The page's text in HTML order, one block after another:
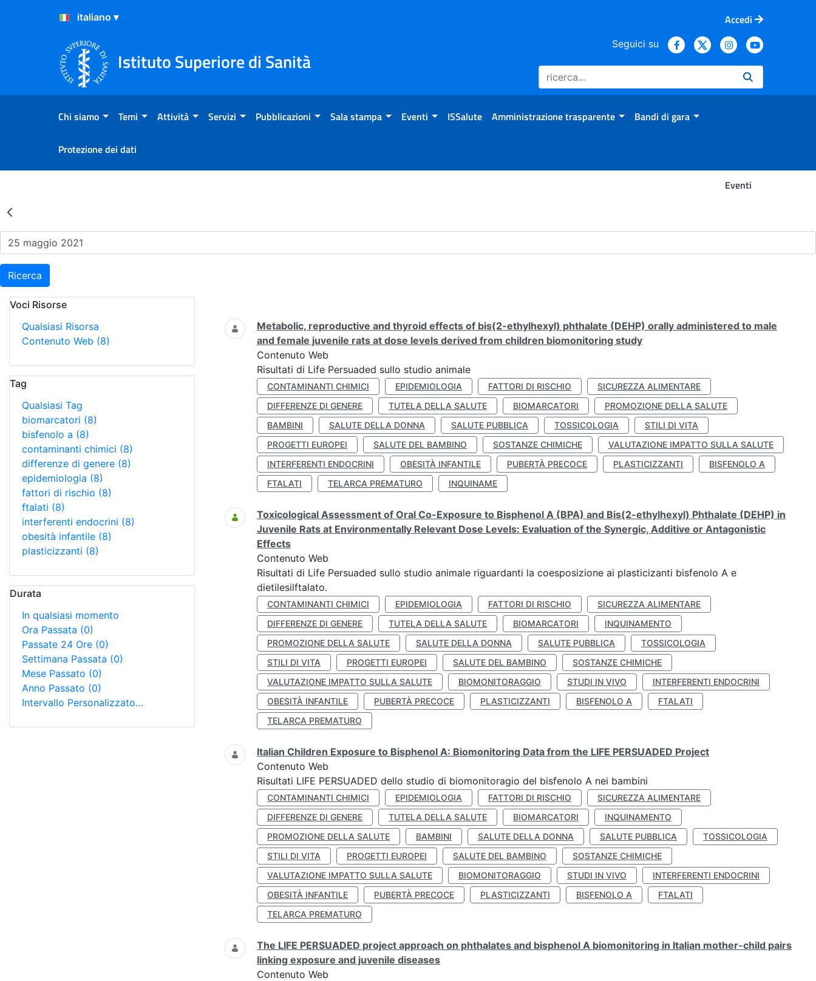
Salta al Contenuto
Salta al Footer
Accedi
Istituto Superiore di Sanità
Seguici su
Chi siamo Temi Attività Servizi Pubblicazioni Sala stampa Eventi ISSalute Amministrazione trasparente Bandi di gara
Protezione dei dati
Eventi
Risultati della Ricerca - Eventi
Ricerca
Voci Risorse
Qualsiasi Risorsa
Contenuto Web (8)
Tag
Qualsiasi Tag
biomarcatori (8)
bisfenolo a (8)
contaminanti chimici (8)
differenze di genere (8)
epidemiologia (8)
fattori di rischio (8)
ftalati (8)
interferenti endocrini (8)
obesità infantile (8)
plasticizzanti (8)
Durata
In qualsiasi momento
Ora Passata (0)
Passate 24 Ore (0)
Settimana Passata (0)
Mese Passato (0)
Anno Passato (0)
Intervallo Personalizzato…
Ricerca
Metabolic, reproductive and thyroid effects of bis(2-ethylhexyl) phthalate (DEHP) orally administered to male
and female juvenile rats at dose levels derived from children biomonitoring study
Contenuto Web
Risultati di Life Persuaded sullo studio animale
CONTAMINANTI CHIMICI EPIDEMIOLOGIA FATTORI DI RISCHIO
SICUREZZA ALIMENTARE
DIFFERENZE DI GENERE
TUTELA DELLA SALUTE BIOMARCATORI
PROMOZIONE DELLA SALUTE
BAMBINI
SALUTE DELLA DONNA SALUTE PUBBLICA TOSSICOLOGIA
STILI DI VITA
PROGETTI EUROPEI
SALUTE DEL BAMBINO SOSTANZE CHIMICHE
VALUTAZIONE IMPATTO SULLA SALUTE
INTERFERENTI ENDOCRINI
OBESITÀ INFANTILE PUBERTÀ PRECOCE PLASTICIZZANTI
BISFENOLO A
FTALATI
TELARCA PREMATURO INQUINAME
Toxicological Assessment of Oral Co-Exposure to Bisphenol A (BPA) and Bis(2-ethylhexyl) Phthalate (DEHP) in
Juvenile Rats at Environmentally Relevant Dose Levels: Evaluation of the Synergic, Additive or Antagonistic
Effects
Contenuto Web
Risultati di Life Persuaded sullo studio animale riguardanti la coesposizione ai plasticizanti bisfenolo A e
dietilesilftalato.
CONTAMINANTI CHIMICI EPIDEMIOLOGIA FATTORI DI RISCHIO
SICUREZZA ALIMENTARE
DIFFERENZE DI GENERE
TUTELA DELLA SALUTE BIOMARCATORI
INQUINAMENTO
PROMOZIONE DELLA SALUTE
SALUTE DELLA DONNA SALUTE PUBBLICA
TOSSICOLOGIA
STILI DI VITA
PROGETTI EUROPEI SALUTE DEL BAMBINO
SOSTANZE CHIMICHE
VALUTAZIONE IMPATTO SULLA SALUTE
BIOMONITORAGGIO STUDI IN VIVO
INTERFERENTI ENDOCRINI
OBESITÀ INFANTILE
PUBERTÀ PRECOCE PLASTICIZZANTI BISFENOLO A
FTALATI
TELARCA PREMATURO
Italian Children Exposure to Bisphenol A: Biomonitoring Data from the LIFE PERSUADED Project
Contenuto Web
Risultati LIFE PERSUADED dello studio di biomonitoragio del bisfenolo A nei bambini
CONTAMINANTI CHIMICI EPIDEMIOLOGIA FATTORI DI RISCHIO
SICUREZZA ALIMENTARE
DIFFERENZE DI GENERE
TUTELA DELLA SALUTE BIOMARCATORI
INQUINAMENTO
PROMOZIONE DELLA SALUTE
BAMBINI SALUTE DELLA DONNA SALUTE PUBBLICA
TOSSICOLOGIA
STILI DI VITA
PROGETTI EUROPEI SALUTE DEL BAMBINO
SOSTANZE CHIMICHE
VALUTAZIONE IMPATTO SULLA SALUTE
BIOMONITORAGGIO STUDI IN VIVO
INTERFERENTI ENDOCRINI
OBESITÀ INFANTILE
PUBERTÀ PRECOCE PLASTICIZZANTI BISFENOLO A
FTALATI
TELARCA PREMATURO
The LIFE PERSUADED project approach on phthalates and bisphenol A biomonitoring in Italian mother-child pairs
linking exposure and juvenile diseases
Contenuto Web